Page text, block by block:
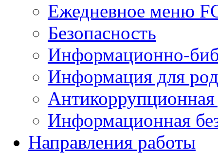
Ежедневное меню
Безопасность
Информационно-
Информация для
Антикоррупционная
Информационная
Направления работы